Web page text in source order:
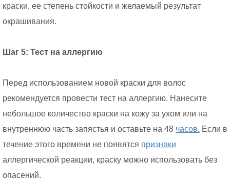
краски, ее степень стойкости и желаемый результат
окрашивания.
Шаг 5: Тест на аллергию
Перед использованием новой краски для волос
рекомендуется провести тест на аллергию. Нанесите
небольшое количество краски на кожу за ухом или на
внутреннюю часть запястья и оставьте на 48 часов. Если в
течение этого времени не появятся признаки
аллергической реакции, краску можно использовать без
опасений.